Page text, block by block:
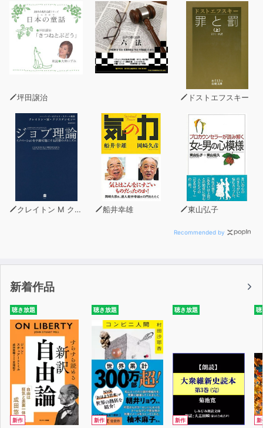
ＣＨＡＰＴＥＲ８ 戦略ポテンシャルを発揮するための８
つのシフトチェンジ
ＥＰＩＬＯＧＵＥ 戦略策定の現場の新しいあり方
坪田譲治 ドストエフスキー
クレイトン M クリステンセン 船井幸雄 東山弘子
Recommended by
新着作品
聴き放題
新作
聴き放題
新作
聴き放題
新作
聴
新